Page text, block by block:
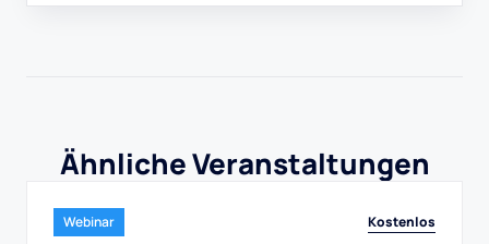
Ähnliche Veranstaltungen
Webinar
Kostenlos